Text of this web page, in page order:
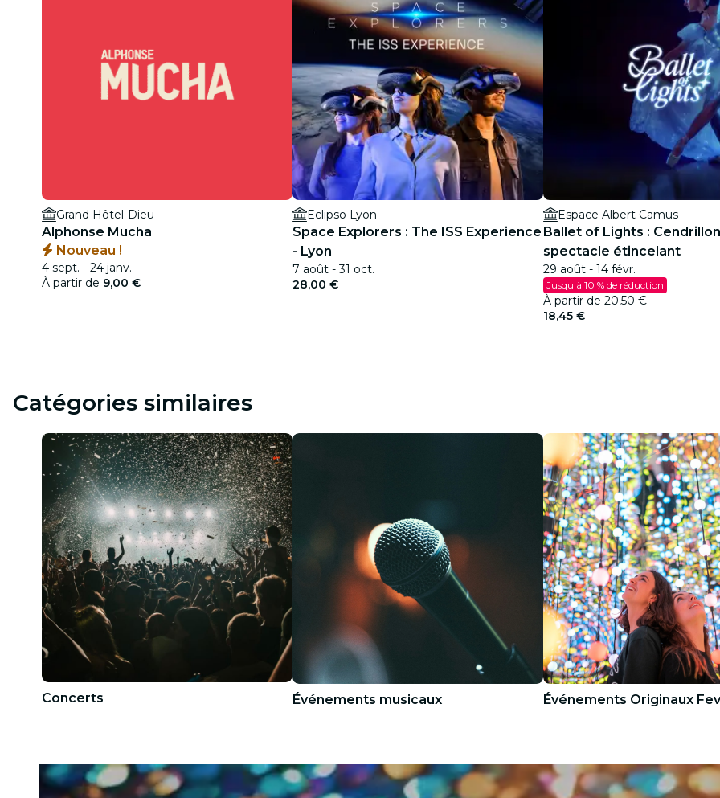
Grand Hôtel-Dieu
Alphonse Mucha
Nouveau !
4 sept. - 24 janv.
À partir de 9,00 €
Eclipso Lyon
Space Explorers : The ISS Experience
- Lyon
7 août - 31 oct.
28,00 €
Espace Albert Camus
Ballet of Lights :
spectacle étincelant
29 août - 14 févr.
Jusqu'à 10 % de réduction
À partir de 20,50 €
18,45 €
Catégories similaires
Concerts Événements musicaux Événements Originaux